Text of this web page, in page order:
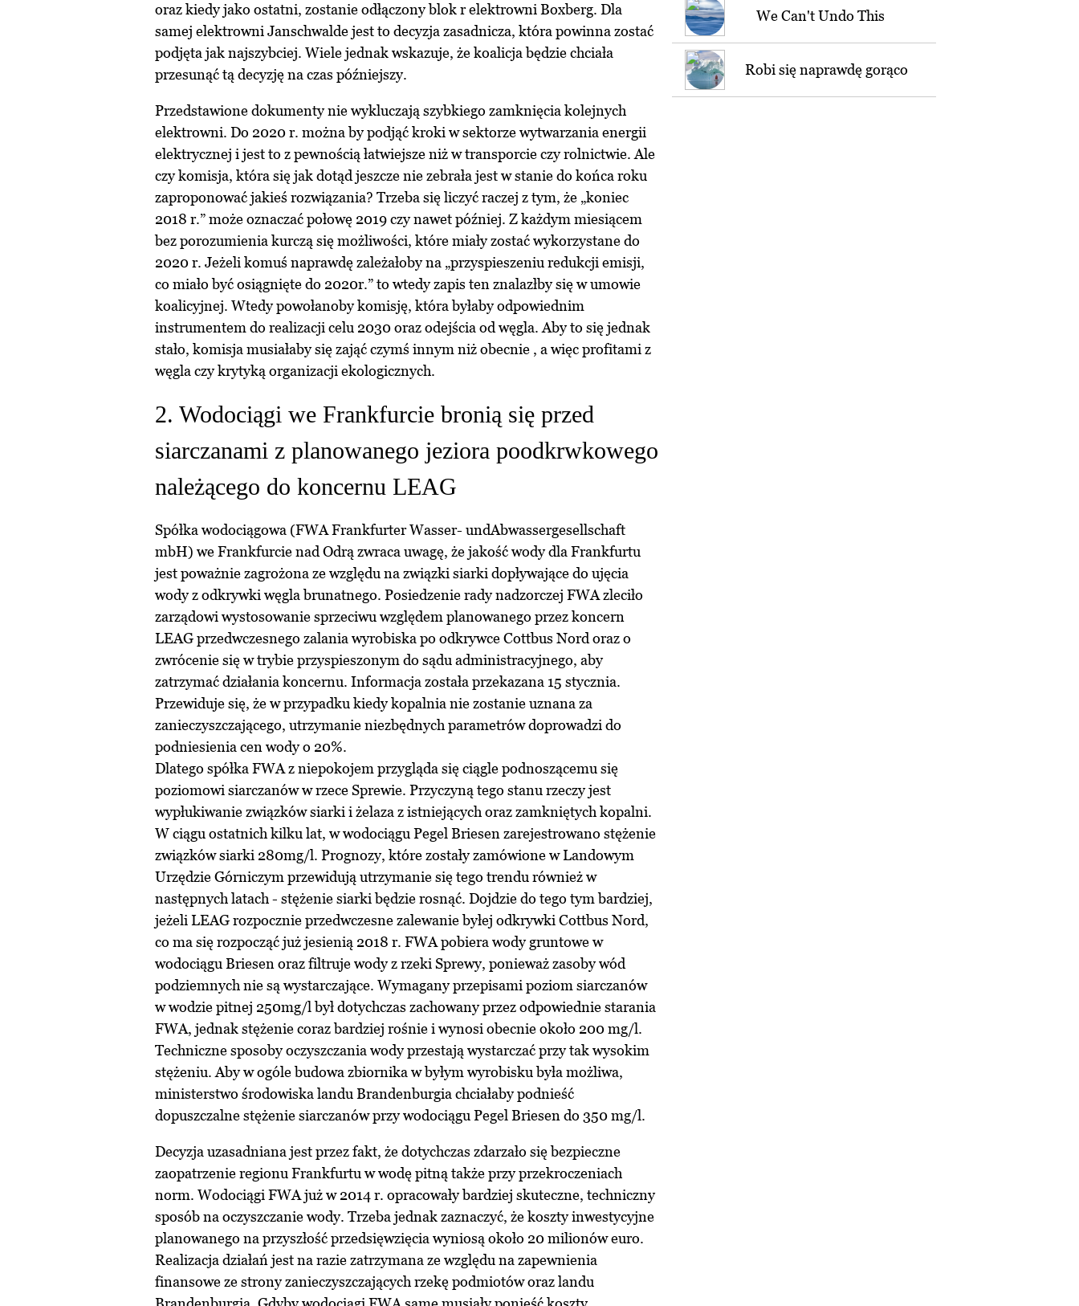
oraz kiedy jako ostatni, zostanie odłączony blok r elektrowni Boxberg. Dla
samej elektrowni Janschwalde jest to decyzja zasadnicza, która powinna zostać
podjęta jak najszybciej. Wiele jednak wskazuje, że koalicja będzie chciała
przesunąć tą decyzję na czas późniejszy.
Przedstawione dokumenty nie wykluczają szybkiego zamknięcia kolejnych
elektrowni. Do 2020 r. można by podjąć kroki w sektorze wytwarzania energii
elektrycznej i jest to z pewnością łatwiejsze niż w transporcie czy rolnictwie. Ale
czy komisja, która się jak dotąd jeszcze nie zebrała jest w stanie do końca roku
zaproponować jakieś rozwiązania? Trzeba się liczyć raczej z tym, że „koniec
2018 r.” może oznaczać połowę 2019 czy nawet później. Z każdym miesiącem
bez porozumienia kurczą się możliwości, które miały zostać wykorzystane do
2020 r. Jeżeli komuś naprawdę zależałoby na „przyspieszeniu redukcji emisji,
co miało być osiągnięte do 2020r.” to wtedy zapis ten znalazłby się w umowie
koalicyjnej. Wtedy powołanoby komisję, która byłaby odpowiednim
instrumentem do realizacji celu 2030 oraz odejścia od węgla. Aby to się jednak
stało, komisja musiałaby się zająć czymś innym niż obecnie , a więc profitami z
węgla czy krytyką organizacji ekologicznych.
2. Wodociągi we Frankfurcie bronią się przed
siarczanami z planowanego jeziora poodkrwkowego
należącego do koncernu LEAG
Spółka wodociągowa (FWA Frankfurter Wasser- undAbwassergesellschaft
mbH) we Frankfurcie nad Odrą zwraca uwagę, że jakość wody dla Frankfurtu
jest poważnie zagrożona ze względu na związki siarki dopływające do ujęcia
wody z odkrywki węgla brunatnego. Posiedzenie rady nadzorczej FWA zleciło
zarządowi wystosowanie sprzeciwu względem planowanego przez koncern
LEAG przedwczesnego zalania wyrobiska po odkrywce Cottbus Nord oraz o
zwrócenie się w trybie przyspieszonym do sądu administracyjnego, aby
zatrzymać działania koncernu. Informacja została przekazana 15 stycznia.
Przewiduje się, że w przypadku kiedy kopalnia nie zostanie uznana za
zanieczyszczającego, utrzymanie niezbędnych parametrów doprowadzi do
podniesienia cen wody o 20%.
Dlatego spółka FWA z niepokojem przygląda się ciągle podnoszącemu się
poziomowi siarczanów w rzece Sprewie. Przyczyną tego stanu rzeczy jest
wypłukiwanie związków siarki i żelaza z istniejących oraz zamkniętych kopalni.
W ciągu ostatnich kilku lat, w wodociągu Pegel Briesen zarejestrowano stężenie
związków siarki 280mg/l. Prognozy, które zostały zamówione w Landowym
Urzędzie Górniczym przewidują utrzymanie się tego trendu również w
następnych latach - stężenie siarki będzie rosnąć. Dojdzie do tego tym bardziej,
jeżeli LEAG rozpocznie przedwczesne zalewanie byłej odkrywki Cottbus Nord,
co ma się rozpocząć już jesienią 2018 r. FWA pobiera wody gruntowe w
wodociągu Briesen oraz filtruje wody z rzeki Sprewy, ponieważ zasoby wód
podziemnych nie są wystarczające. Wymagany przepisami poziom siarczanów
w wodzie pitnej 250mg/l był dotychczas zachowany przez odpowiednie starania
FWA, jednak stężenie coraz bardziej rośnie i wynosi obecnie około 200 mg/l.
Techniczne sposoby oczyszczania wody przestają wystarczać przy tak wysokim
stężeniu. Aby w ogóle budowa zbiornika w byłym wyrobisku była możliwa,
ministerstwo środowiska landu Brandenburgia chciałaby podnieść
dopuszczalne stężenie siarczanów przy wodociągu Pegel Briesen do 350 mg/l.
Decyzja uzasadniana jest przez fakt, że dotychczas zdarzało się bezpieczne
zaopatrzenie regionu Frankfurtu w wodę pitną także przy przekroczeniach
norm. Wodociągi FWA już w 2014 r. opracowały bardziej skuteczne, techniczny
sposób na oczyszczanie wody. Trzeba jednak zaznaczyć, że koszty inwestycyjne
planowanego na przyszłość przedsięwzięcia wyniosą około 20 milionów euro.
Realizacja działań jest na razie zatrzymana ze względu na zapewnienia
finansowe ze strony zanieczyszczających rzekę podmiotów oraz landu
We Can't Undo This
Robi się naprawdę gorąco